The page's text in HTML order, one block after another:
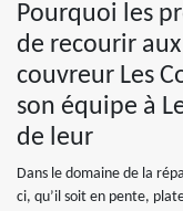
Pourquoi les
de recourir aux
couvreur Les
son équipe à
de leur
Dans le domaine de la
ci, qu’il soit en pente,